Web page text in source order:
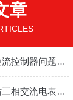
章
及时解决光伏防逆流控制器问题有助于提升系统稳定性与运维效率
正确安装光伏电站三相交流电表是为光伏电站运维管理提供技术支持的关键